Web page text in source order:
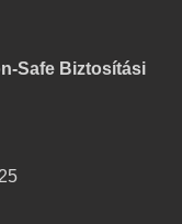
Safe Biztosítási